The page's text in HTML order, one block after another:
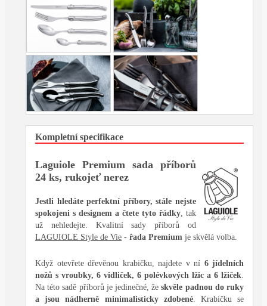
Kompletní specifikace
Laguiole Premium sada příborů
24 ks, rukojeť nerez
Jestli hledáte perfektní příbory, stále nejste
spokojeni s designem a čtete tyto řádky, tak
už nehledejte. Kvalitní sady příborů od
LAGUIOLE Style de Vie - řada Premium je skvělá volba.
Když otevřete dřevěnou krabičku, najdete v ní 6 jídelních
nožů s vroubky, 6 vidliček, 6 polévkových lžic a 6 lžiček.
Na této sadě příborů je jedinečné, žeskvěle padnou do ruky
a jsou nádherně minimalisticky zdobené. Krabičku se